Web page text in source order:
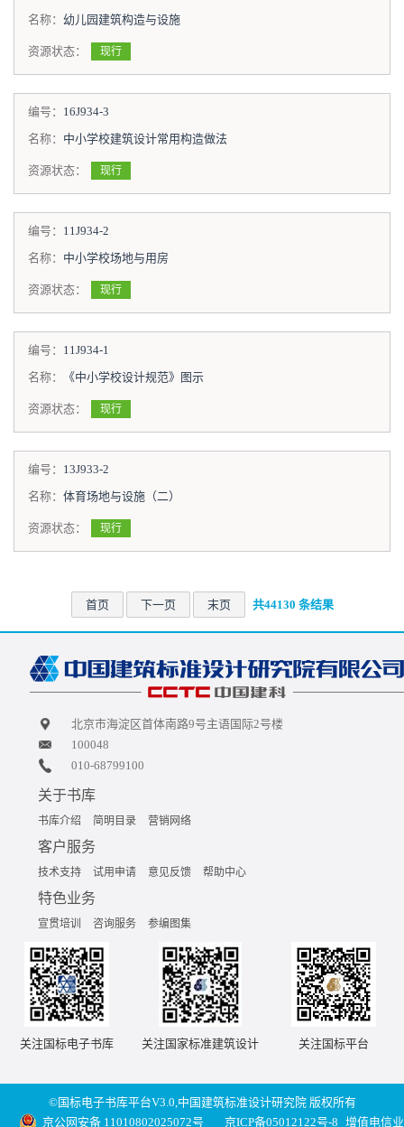
名称： 幼儿园建筑构造与设施
资源状态： 现行
编号： 16J934-3
名称： 中小学校建筑设计常用构造做法
资源状态： 现行
编号： 11J934-2
名称： 中小学校场地与用房
资源状态： 现行
编号： 11J934-1
名称：
《中小学校设计规范》图示
资源状态： 现行
编号： 13J933-2
名称： 体育场地与设施（二）
资源状态： 现行
首页 下一页 末页 共44130 条结果
北京市海淀区首体南路9号主语国际2号楼
100048
010-68799100
关于书库
书库介绍 简明目录 营销网络
客户服务
技术支持 试用申请 意见反馈 帮助中心
特色业务
宣贯培训 咨询服务 参编图集
关注国标电子书库 关注国家标准建筑设计 关注国标平台
©国标电子书库平台V3.0,中国建筑标准设计研究院 版权所有
京公网安备 11010802025072号
京ICP备05012122号-8 增值电信业